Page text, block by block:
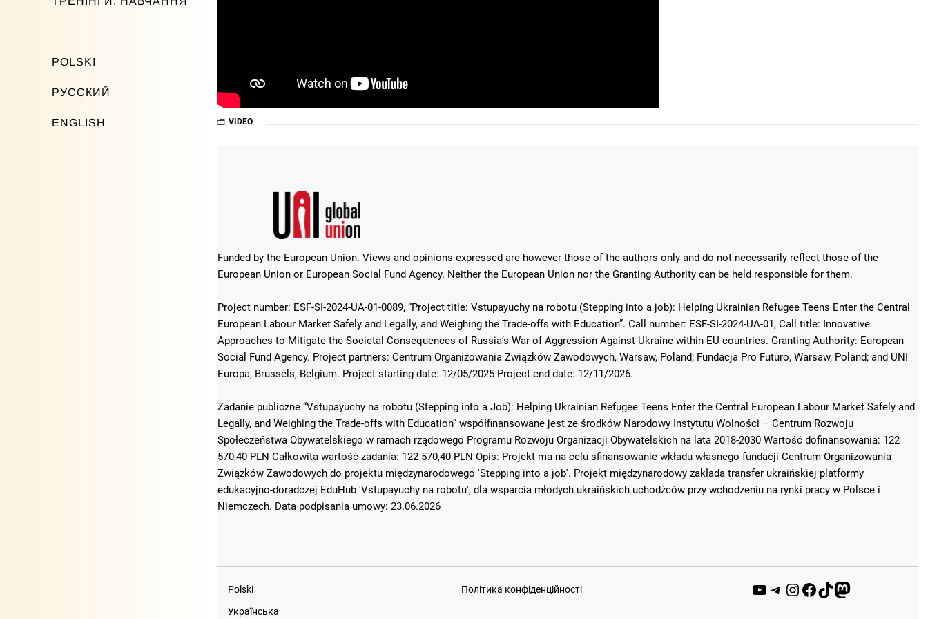
POLSKI
РУССКИЙ
ENGLISH VIDEO
Funded by the European Union. Views and opinions expressed are however those of the authors only and do not necessarily reflect those of the
European Union or European Social Fund Agency. Neither the European Union nor the Granting Authority can be held responsible for them.
Project number: ESF-SI-2024-UA-01-0089, “Project title: Vstupayuchy na robotu (Stepping into a job): Helping Ukrainian Refugee Teens Enter the Central
European Labour Market Safely and Legally, and Weighing the Trade-offs with Education”. Call number: ESF-SI-2024-UA-01, Call title: Innovative
Approaches to Mitigate the Societal Consequences of Russia’s War of Aggression Against Ukraine within EU countries. Granting Authority: European
Social Fund Agency. Project partners: Centrum Organizowania Związków Zawodowych, Warsaw, Poland; Fundacja Pro Futuro, Warsaw, Poland; and UNI
Europa, Brussels, Belgium. Project starting date: 12/05/2025 Project end date: 12/11/2026.
Zadanie publiczne “Vstupayuchy na robotu (Stepping into a Job): Helping Ukrainian Refugee Teens Enter the Central European Labour Market Safely and
Legally, and Weighing the Trade-offs with Education” współfinansowane jest ze środków Narodowy Instytutu Wolności – Centrum Rozwoju
Społeczeństwa Obywatelskiego w ramach rządowego Programu Rozwoju Organizacji Obywatelskich na lata 2018-2030 Wartość dofinansowania: 122
570,40 PLN Całkowita wartość zadania: 122 570,40 PLN Opis: Projekt ma na celu sfinansowanie wkładu własnego fundacji Centrum Organizowania
Związków Zawodowych do projektu międzynarodowego 'Stepping into a job'. Projekt międzynarodowy zakłada transfer ukraińskiej platformy
edukacyjno-doradczej EduHub 'Vstupayuchy na robotu', dla wsparcia młodych ukraińskich uchodźców przy wchodzeniu na rynki pracy w Polsce i
Niemczech. Data podpisania umowy: 23.06.2026
Polski
Українська
Політика конфіденційності YouTube
Telegram
Instagram
Facebook
TikTok
Mastodon